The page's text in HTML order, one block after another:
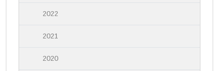
2022
2021
2020